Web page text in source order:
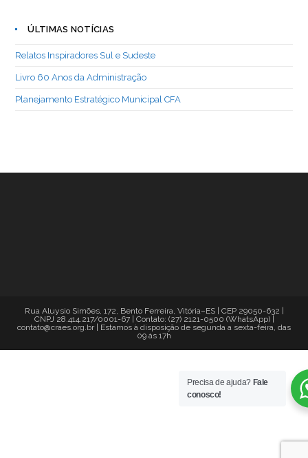
ÚLTIMAS NOTÍCIAS
Relatos Inspiradores Sul e Sudeste
Livro 60 Anos da Administração
Planejamento Estratégico Municipal CFA
Rua Aluysio Simões, 172, Bento Ferreira, Vitória–ES | CEP 29050-632 |
CNPJ 28.414.217/0001-67 | Contato: (27) 2121-0500 (WhatsApp) |
contato@craes.org.br | Estamos à disposição de segunda a sexta-feira, das
09 às 17h
Precisa de ajuda? Fale
conosco!